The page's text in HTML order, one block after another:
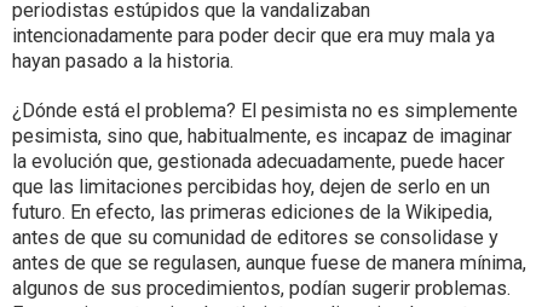
periodistas estúpidos que la vandalizaban
intencionadamente para poder decir que era muy mala ya
hayan pasado a la historia.
¿Dónde está el problema? El pesimista no es simplemente
pesimista, sino que, habitualmente, es incapaz de imaginar
la evolución que, gestionada adecuadamente, puede hacer
que las limitaciones percibidas hoy, dejen de serlo en un
futuro. En efecto, las primeras ediciones de la Wikipedia,
antes de que su comunidad de editores se consolidase y
antes de que se regulasen, aunque fuese de manera mínima,
algunos de sus procedimientos, podían sugerir problemas.